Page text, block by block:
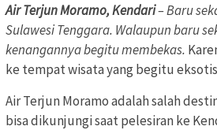
Air Terjun Moramo, Kendari– Baru
Sulawesi Tenggara. Walaupun baru
kenangannya begitu membekas.
ke tempat wisata yang begitu
Air Terjun Moramo adalah salah
bisa dikunjungi saat pelesiran ke